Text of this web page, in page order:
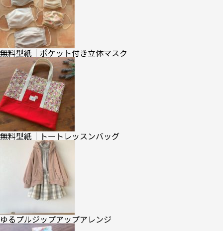
無料型紙｜ポケット付き立体マスク
無料型紙｜トートレッスンバッグ
ゆるプルジップアップアレンジ